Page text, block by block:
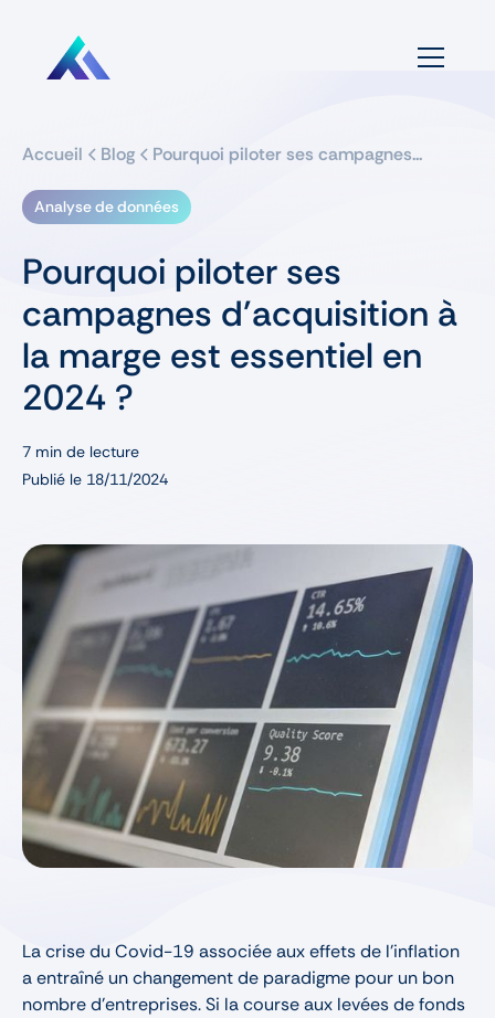
Accueil Blog Pourquoi piloter ses campagnes...
Analyse de données
Pourquoi piloter ses
campagnes d’acquisition à
la marge est essentiel en
2024 ?
7 min de lecture
Publié le 18/11/2024
La crise du Covid-19 associée aux effets de l’inflation
a entraîné un changement de paradigme pour un bon
nombre d’entreprises. Si la course aux levées de fonds